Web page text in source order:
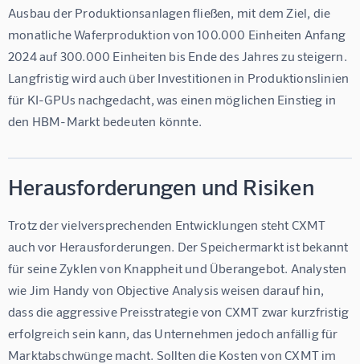
Ausbau der Produktionsanlagen fließen, mit dem Ziel, die
monatliche Waferproduktion von 100.000 Einheiten Anfang
2024 auf 300.000 Einheiten bis Ende des Jahres zu steigern.
Langfristig wird auch über Investitionen in Produktionslinien
für KI-GPUs nachgedacht, was einen möglichen Einstieg in
den HBM-Markt bedeuten könnte.
Herausforderungen und Risiken
Trotz der vielversprechenden Entwicklungen steht CXMT
auch vor Herausforderungen. Der Speichermarkt ist bekannt
für seine Zyklen von Knappheit und Überangebot. Analysten
wie Jim Handy von Objective Analysis weisen darauf hin,
dass die aggressive Preisstrategie von CXMT zwar kurzfristig
erfolgreich sein kann, das Unternehmen jedoch anfällig für
Marktabschwünge macht. Sollten die Kosten von CXMT im